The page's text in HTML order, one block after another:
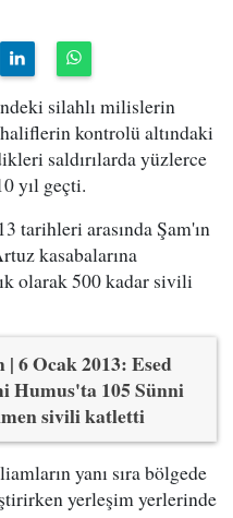
silahlı milislerin
kontrolü altındaki
saldırılarda yüzlerce
yıl geçti.
tarihleri arasında Şam'ın
kasabalarına
olarak 500 kadar sivili
6 Ocak 2013: Esed
Humus'ta 105 Sünni
sivili katletti
yanı sıra bölgede
yerleşim yerlerinde